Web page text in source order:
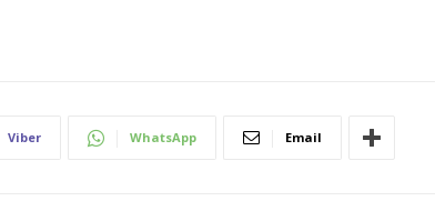
Viber WhatsApp Email